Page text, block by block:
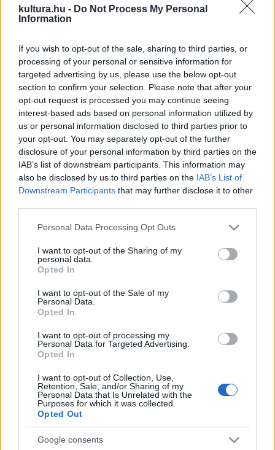
kultura.hu - Do Not Process My Personal
Information
If you wish to opt-out of the sale, sharing to third parties, or
processing of your personal or sensitive information for
targeted advertising by us, please use the below opt-out
section to confirm your selection. Please note that after your
opt-out request is processed you may continue seeing
interest-based ads based on personal information utilized by
us or personal information disclosed to third parties prior to
your opt-out. You may separately opt-out of the further
disclosure of your personal information by third parties on the
IAB’s list of downstream participants. This information may
also be disclosed by us to third parties on the IAB’s List of
Downstream Participants that may further disclose it to other
Please note that this website/app uses one or more Google
not limited to your visit or usage behaviour. You may click to
grant or deny consent to Google and its third-party tags to
use your data for below specified purposes in below Google
consent section.
Personal Data Processing Opt Outs
I want to opt-out of the Sharing of my
personal data.
Opted In
I want to opt-out of the Sale of my
Personal Data.
Opted In
I want to opt-out of processing my
Personal Data for Targeted Advertising.
Opted In
I want to opt-out of Collection, Use,
Retention, Sale, and/or Sharing of my
Personal Data that Is Unrelated with the
Purposes for which it was collected.
Opted Out
Google consents
közelében található roncs feltérképezésére. Bemis ezt nem
megtervezése mellett kapcsolatba lépett a korábban
igencsak vitatotttengeri ügyekbe bonyolódóOdyssey
Marine Exploration (OME) floridai céggel is, amely örömmel
vállalta a részvételt.
A roncsokhoz így a korábban Gibraltárban lefoglalt MV
Odyssey Exploreren utaznak, a 90 méter mélyen fekvő
hajót pedig a Zeus II távirányítású robottal mérik fel. A
kutatásban a kormányzat vízalatti régészeti szakemberei is
Az áldozatok temetése
Az RMS Lusitania 1915 májusában süllyedt el Cork partjainál,
amikor egy német tengeralattjáró megtorpedózta. A
süllyedést egy máig azonosítatlan okból bekövetkező
halálához vezetett. Az incidens hozzájárult ahhoz, hogy az
Egyesült Államok hadat üzenjen Németországnak az első
világháborúban.
Bemis reményei szerint a filmmel igazolhatja saját elméletét,
miszerint a hajó robbanóanyagokat szállított az Egyesült
Államokból Angliába, és ezek okozták a rejtélyes